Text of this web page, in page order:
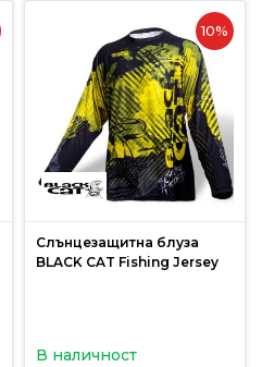
10%
Слънцезащитна блуза
BLACK CAT Fishing Jersey
В наличност